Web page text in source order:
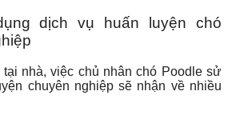
dịch vụ huấn luyện chó
nhà, việc chủ nhân chó Poodle sử
chuyên nghiệp sẽ nhận về nhiều